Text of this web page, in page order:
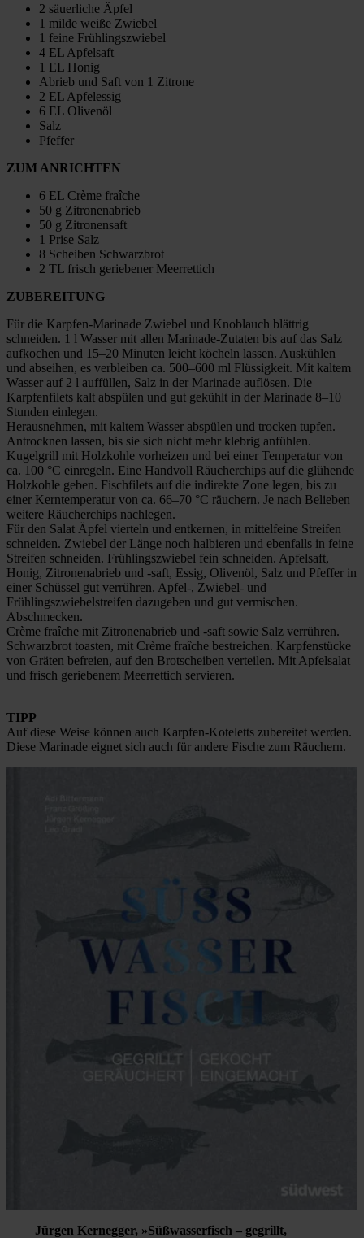
2 säuerliche Äpfel
1 milde weiße Zwiebel
1 feine Frühlingszwiebel
4 EL Apfelsaft
1 EL Honig
Abrieb und Saft von 1 Zitrone
2 EL Apfelessig
6 EL Olivenöl
Salz
Pfeffer
ZUM ANRICHTEN
6 EL Crème fraîche
50 g Zitronenabrieb
50 g Zitronensaft
1 Prise Salz
8 Scheiben Schwarzbrot
2 TL frisch geriebener Meerrettich
ZUBEREITUNG
Für die Karpfen-Marinade Zwiebel und Knoblauch blättrig
schneiden. 1 l Wasser mit allen Marinade-Zutaten bis auf das Salz
aufkochen und 15–20 Minuten leicht köcheln lassen. Auskühlen
und abseihen, es verbleiben ca. 500–600 ml Flüssigkeit. Mit kaltem
Wasser auf 2 l auffüllen, Salz in der Marinade auflösen. Die
Karpfenfilets kalt abspülen und gut gekühlt in der Marinade 8–10
Stunden einlegen.
Herausnehmen, mit kaltem Wasser abspülen und trocken tupfen.
Antrocknen lassen, bis sie sich nicht mehr klebrig anfühlen.
Kugelgrill mit Holzkohle vorheizen und bei einer Temperatur von
ca. 100 °C einregeln. Eine Handvoll Räucherchips auf die glühende
Holzkohle geben. Fischfilets auf die indirekte Zone legen, bis zu
einer Kerntemperatur von ca. 66–70 °C räuchern. Je nach Belieben
weitere Räucherchips nachlegen.
Für den Salat Äpfel vierteln und entkernen, in mittelfeine Streifen
schneiden. Zwiebel der Länge noch halbieren und ebenfalls in feine
Streifen schneiden. Frühlingszwiebel fein schneiden. Apfelsaft,
Honig, Zitronenabrieb und -saft, Essig, Olivenöl, Salz und Pfeffer in
einer Schüssel gut verrühren. Apfel-, Zwiebel- und
Frühlingszwiebelstreifen dazugeben und gut vermischen.
Abschmecken.
Crème fraîche mit Zitronenabrieb und -saft sowie Salz verrühren.
Schwarzbrot toasten, mit Crème fraîche bestreichen. Karpfenstücke
von Gräten befreien, auf den Brotscheiben verteilen. Mit Apfelsalat
und frisch geriebenem Meerrettich servieren.
TIPP
Auf diese Weise können auch Karpfen-Koteletts zubereitet werden.
Diese Marinade eignet sich auch für andere Fische zum Räuchern.
Jürgen Kernegger, »Süßwasserfisch – gegrillt,